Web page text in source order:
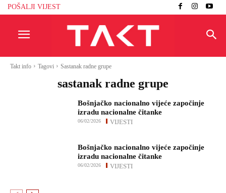
POŠALJI VIJEST
Takt info Tagovi Sastanak radne grupe
sastanak radne grupe
Bošnjačko nacionalno vijeće započinje
izradu nacionalne čitanke
VIJESTI
06/02/2026
Bošnjačko nacionalno vijeće započinje
izradu nacionalne čitanke
VIJESTI
06/02/2026